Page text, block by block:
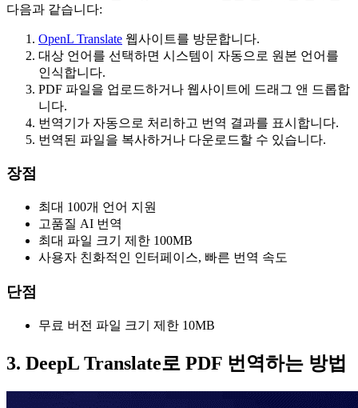
다음과 같습니다:
OpenL Translate 웹사이트를 방문합니다.
대상 언어를 선택하면 시스템이 자동으로 원본 언어를
인식합니다.
PDF 파일을 업로드하거나 웹사이트에 드래그 앤 드롭합
니다.
번역기가 자동으로 처리하고 번역 결과를 표시합니다.
번역된 파일을 복사하거나 다운로드할 수 있습니다.
장점
최대 100개 언어 지원
고품질 AI 번역
최대 파일 크기 제한 100MB
사용자 친화적인 인터페이스, 빠른 번역 속도
단점
무료 버전 파일 크기 제한 10MB
3. DeepL Translate로 PDF 번역하는 방법